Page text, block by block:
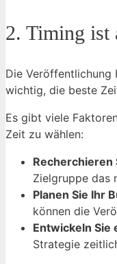
2. Timing ist
Die Veröffentlichung
wichtig, die beste
Es gibt viele
Zeit zu wählen:
Recherchieren
Zielgruppe das
Planen Sie Ihr
können die
Entwickeln Sie
Strategie